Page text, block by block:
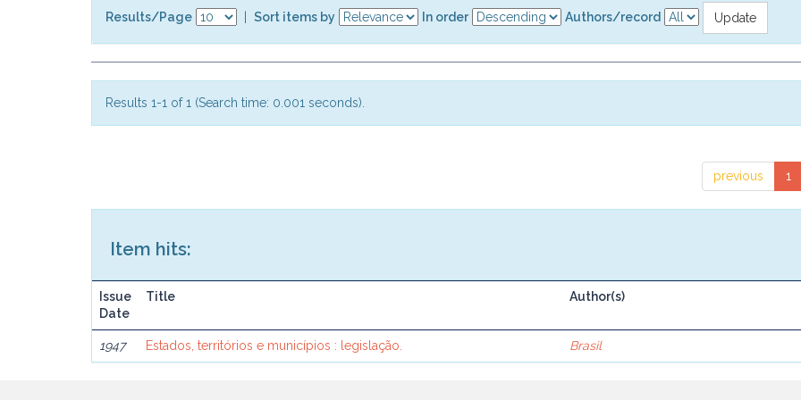
Results/Page Sort items by In order Authors/record
Results 1-1 of 1 (Search time: 0.001 seconds).
previous 1
Item hits:
Issue
Date
Title Author(s)
1947 Estados, territórios e municípios : legislação. Brasil